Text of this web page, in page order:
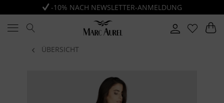
-10% NACH NEWSLETTER-ANMELDUNG
ÜBERSICHT